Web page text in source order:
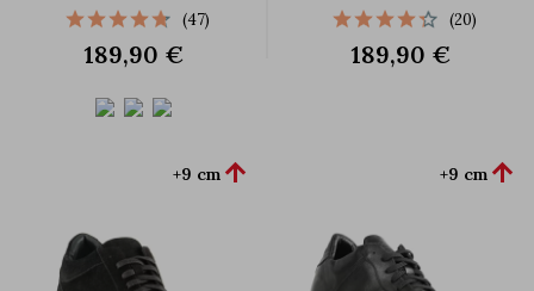
(47)
189,90 €
(20)
189,90 €
+9 cm  +9 cm 